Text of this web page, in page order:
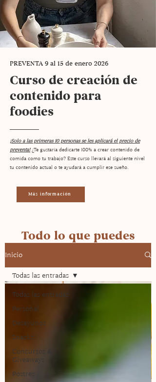
PREVENTA 9 al 15 de enero 2026
Curso de creación de
contenido para
foodies
¡Solo a las primeras 10 personas se les aplicará el precio de
preventa!¿Te gustaría dedicarte 100% a crear contenido de
comida como tu trabajo? Este curso llevará al siguiente nivel
tu contenido actual o te ayudará a cumplir ese sueño.
Más información
Todo lo que puedes
encontrar en la página
Inicio
Todas las entradas
Personal
Desayunos
Snacks
Concursos &
Giveaways
Postres
Todas las entradas